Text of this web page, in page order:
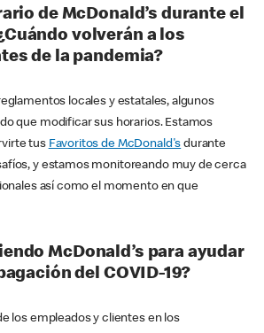
de McDonald’s durante el
volverán a los
de la pandemia?
locales y estatales, algunos
que modificar sus horarios. Estamos
tus Favoritos de McDonald's durante
y estamos monitoreando muy de cerca
así como el momento en que
McDonald’s para ayudar
del COVID-19?
los empleados y clientes en los